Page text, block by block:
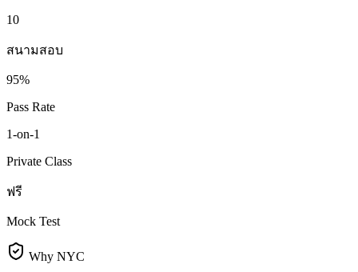
10
สนามสอบ
95%
Pass Rate
1-on-1
Private Class
ฟรี
Mock Test
Why NYC